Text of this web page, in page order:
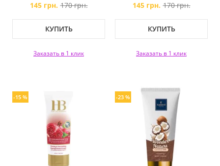
145 грн. 170 грн.
КУПИТЬ
Заказать в 1 клик
145 грн. 170 грн.
КУПИТЬ
Заказать в 1 клик
-15 % -23 %